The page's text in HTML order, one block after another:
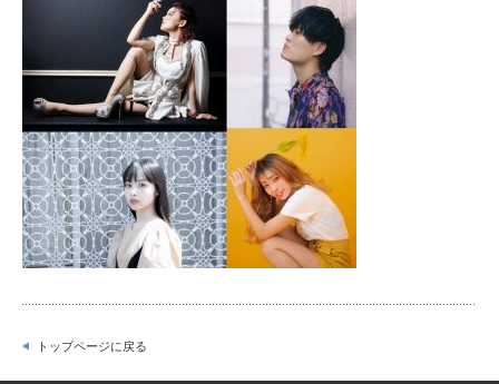
トップページに戻る